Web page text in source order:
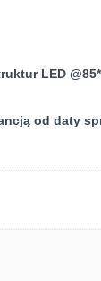
LED
od daty